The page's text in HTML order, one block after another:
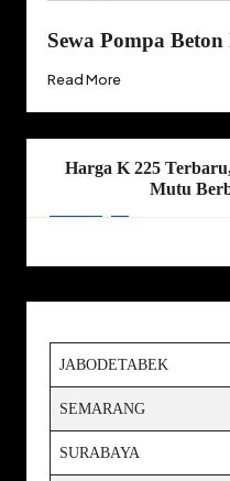
Sewa Pompa
Read More
Harga K 225
Mutu
JABODETABEK
SEMARANG
SURABAYA